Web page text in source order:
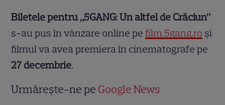
Biletele pentru „5GANG: Un altfel de Crăciun”
s-au pus în vânzare online pefilm.5gang.ro și
filmul va avea premiera în cinematografe pe
27 decembrie.
Urmărește-ne pe Google News